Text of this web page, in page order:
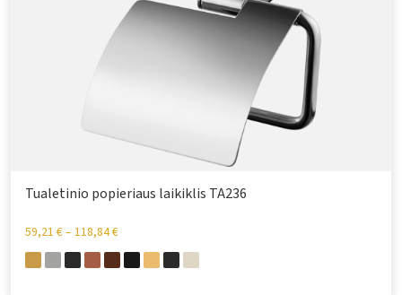
Tualetinio popieriaus laikiklis TA236
59,21 €– 118,84€